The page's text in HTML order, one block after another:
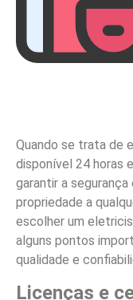
Quando se trata de
disponível 24 horas
garantir a
propriedade a
escolher um
alguns pontos
qualidade e
Licenças e